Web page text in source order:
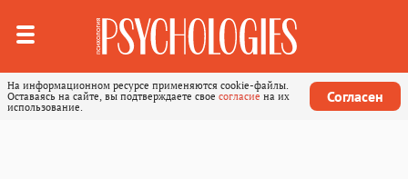
На информационном ресурсе применяются cookie-файлы.
Оставаясь на сайте, вы подтверждаете свое согласие на их
использование.
Согласен